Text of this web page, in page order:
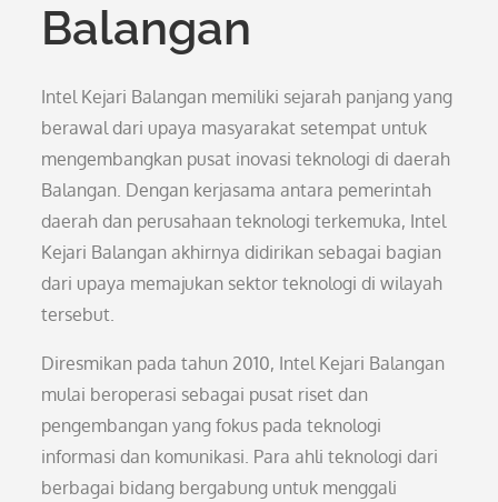
Balangan
Intel Kejari Balangan memiliki sejarah panjang yang
berawal dari upaya masyarakat setempat untuk
mengembangkan pusat inovasi teknologi di daerah
Balangan. Dengan kerjasama antara pemerintah
daerah dan perusahaan teknologi terkemuka, Intel
Kejari Balangan akhirnya didirikan sebagai bagian
dari upaya memajukan sektor teknologi di wilayah
tersebut.
Diresmikan pada tahun 2010, Intel Kejari Balangan
mulai beroperasi sebagai pusat riset dan
pengembangan yang fokus pada teknologi
informasi dan komunikasi. Para ahli teknologi dari
berbagai bidang bergabung untuk menggali